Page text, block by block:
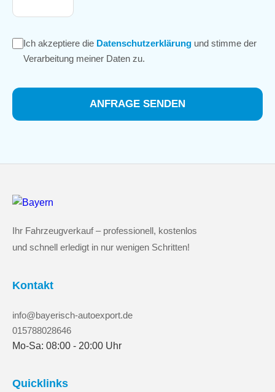
Ich akzeptiere die Datenschutzerklärung und stimme der
Verarbeitung meiner Daten zu.
ANFRAGE SENDEN
Ihr Fahrzeugverkauf – professionell, kostenlos
und schnell erledigt in nur wenigen Schritten!
Kontakt
info@bayerisch-autoexport.de
015788028646
Mo-Sa: 08:00 - 20:00 Uhr
Quicklinks